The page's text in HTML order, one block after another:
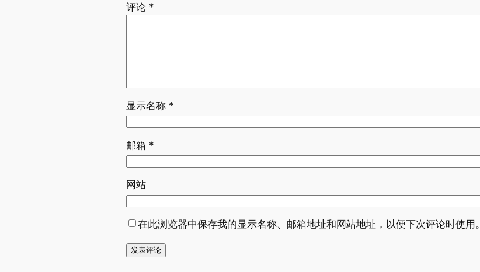
评论 *
显示名称 *
邮箱 *
网站
在此浏览器中保存我的显示名称、邮箱地址和网站地址，以便下次评论时使用。